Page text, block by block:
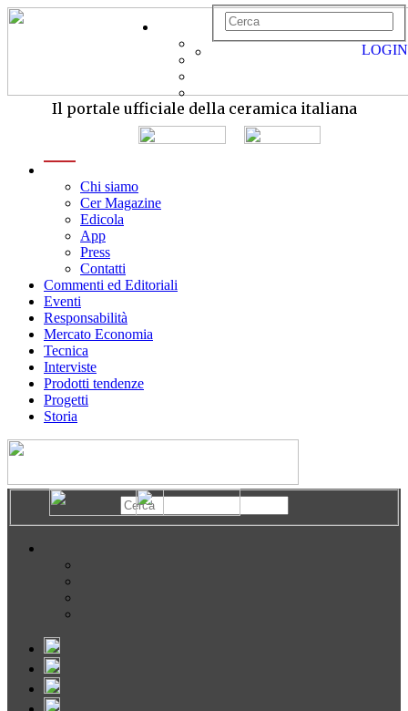
Il portale ufficiale della ceramica italiana
Chi siamo
Cer Magazine
Edicola
App
Press
Contatti
Commenti ed Editoriali
Eventi
Responsabilità
Mercato Economia
Tecnica
Interviste
Prodotti tendenze
Progetti
Storia
LOGIN